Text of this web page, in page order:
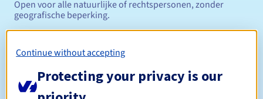
Open voor alle natuurlijke of rechtspersonen, zonder
geografische beperking.
Registratieperiode Tussen 1 en 10 jaar
Continue without accepting
Protecting your privacy is our